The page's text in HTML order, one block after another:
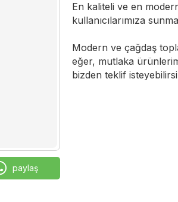
paylaş
En kaliteli ve en
kullanıcılarımıza
Modern ve çağdaş
eğer, mutlaka
bizden teklif